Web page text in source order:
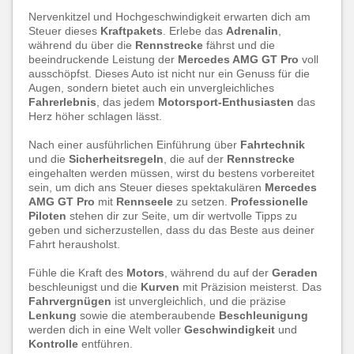
Nervenkitzel und Hochgeschwindigkeit erwarten dich am
Steuer dieses Kraftpakets . Erlebe das Adrenalin
während du über die Rennstrecke fährst und die
beeindruckende Leistung der Mercedes AMG GT Pro voll
ausschöpfst. Dieses Auto ist nicht nur ein Genuss für die
Augen, sondern bietet auch ein unvergleichliches
Fahrerlebnis , das jedem Motorsport-Enthusiasten das
Herz höher schlagen lässt.
Nach einer ausführlichen Einführung über Fahrtechnik
und die Sicherheitsregeln , die auf der Rennstrecke
eingehalten werden müssen, wirst du bestens vorbereitet
sein, um dich ans Steuer dieses spektakulären Mercedes
AMG GT Pro mit Rennseele zu setzen. Professionelle
Piloten stehen dir zur Seite, um dir wertvolle Tipps zu
geben und sicherzustellen, dass du das Beste aus deiner
Fahrt herausholst.
Fühle die Kraft des Motors , während du auf der Geraden
beschleunigst und die Kurven mit Präzision meisterst. Das
Fahrvergnügen ist unvergleichlich, und die präzise
Lenkung sowie die atemberaubende Beschleunigung
werden dich in eine Welt voller Geschwindigkeit und
Kontrolle entführen.